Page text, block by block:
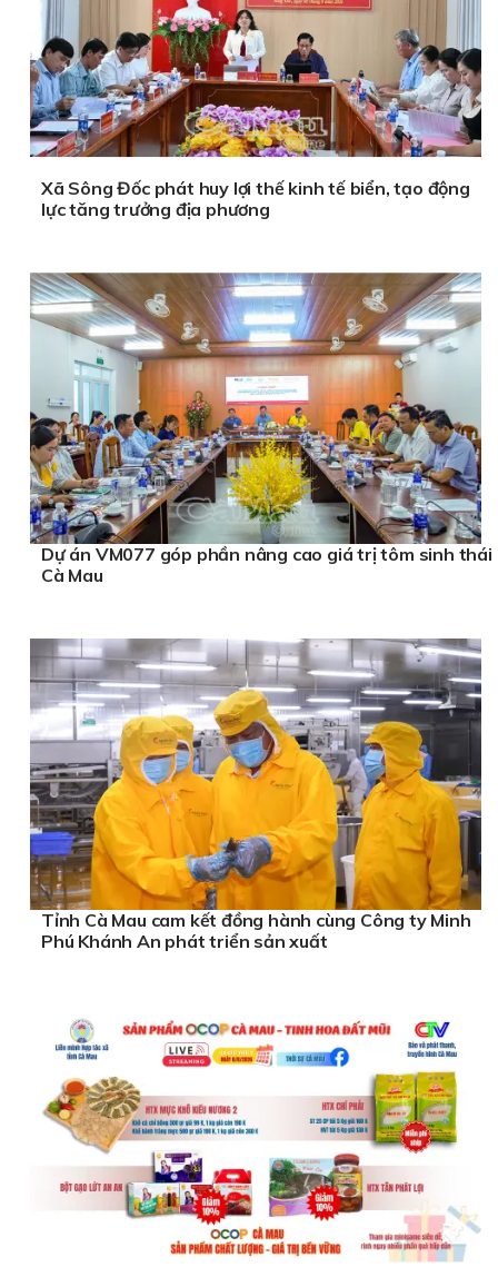
Xã Sông Đốc phát huy lợi thế kinh tế biển, tạo động
lực tăng trưởng địa phương
Dự án VM077 góp phần nâng cao giá trị tôm sinh thái
Cà Mau
Tỉnh Cà Mau cam kết đồng hành cùng Công ty Minh
Phú Khánh An phát triển sản xuất